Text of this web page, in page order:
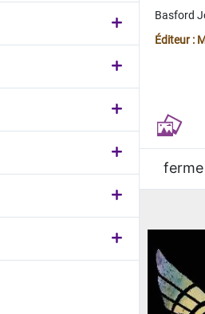
Basford
Éditeur :
ferme